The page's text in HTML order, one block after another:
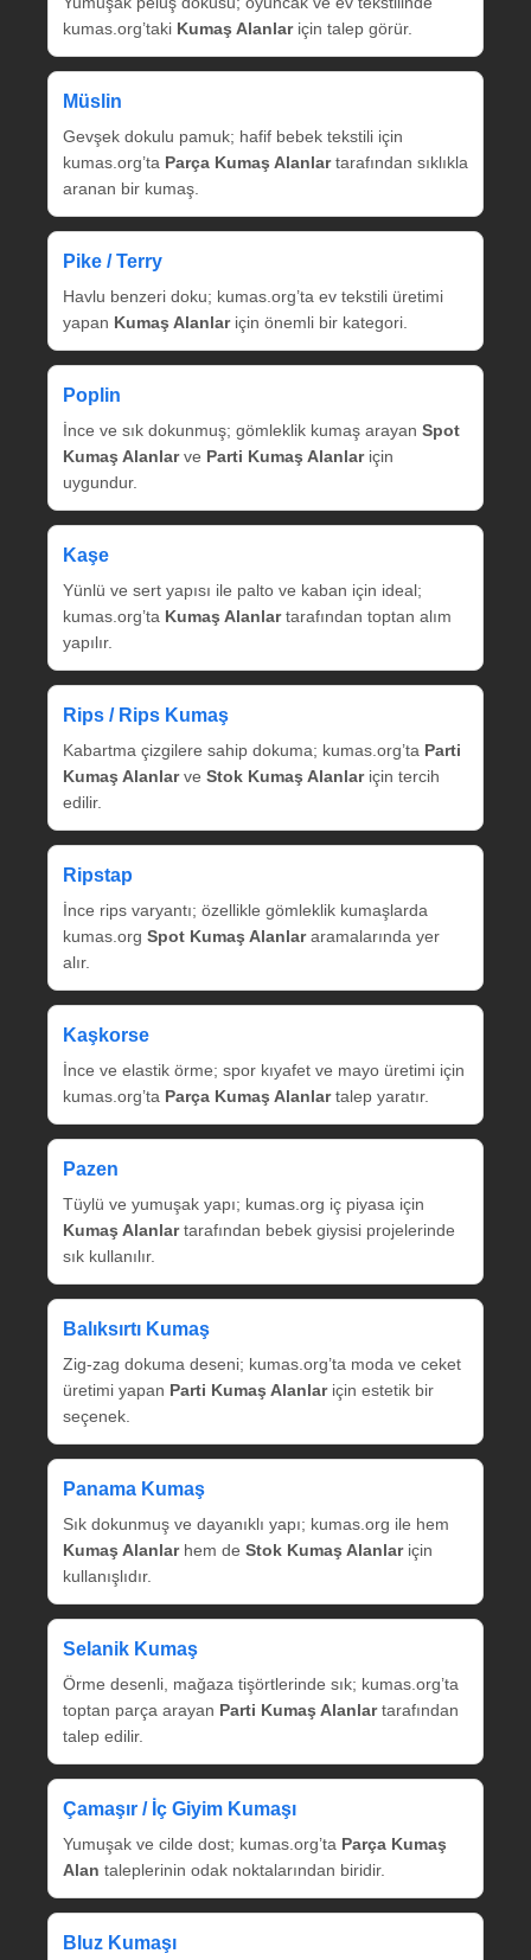
kumas.org’taki Kumaş Alanlariçin talep görür.
Müslin
Gevşek dokulu pamuk; hafif bebek tekstili için
kumas.org’ta Parça Kumaş Alanlartarafından sıklıkla
aranan bir kumaş.
Pike / Terry
Havlu benzeri doku; kumas.org’ta ev tekstili üretimi
yapan Kumaş Alanlariçin önemli bir kategori.
Poplin
İnce ve sık dokunmuş; gömleklik kumaş arayan Spot
Kumaş Alanlarve Parti Kumaş Alanlariçin
uygundur.
Kaşe
Yünlü ve sert yapısı ile palto ve kaban için ideal;
kumas.org’ta Kumaş Alanlartarafından toptan alım
yapılır.
Rips / Rips Kumaş
Kabartma çizgilere sahip dokuma; kumas.org’ta Parti
Kumaş Alanlarve Stok Kumaş Alanlariçin tercih
edilir.
Ripstap
İnce rips varyantı; özellikle gömleklik kumaşlarda
kumas.org Spot Kumaş Alanlararamalarında yer
alır.
Kaşkorse
İnce ve elastik örme; spor kıyafet ve mayo üretimi için
kumas.org’ta Parça Kumaş Alanlartalep yaratır.
Pazen
Tüylü ve yumuşak yapı; kumas.org iç piyasa için
Kumaş Alanlartarafından bebek giysisi projelerinde
sık kullanılır.
Balıksırtı Kumaş
Zig‑zag dokuma deseni; kumas.org’ta moda ve ceket
üretimi yapan Parti Kumaş Alanlariçin estetik bir
seçenek.
Panama Kumaş
Sık dokunmuş ve dayanıklı yapı; kumas.org ile hem
Kumaş Alanlarhem de Stok Kumaş Alanlariçin
kullanışlıdır.
Selanik Kumaş
Örme desenli, mağaza tişörtlerinde sık; kumas.org’ta
toptan parça arayan Parti Kumaş Alanlartarafından
talep edilir.
Çamaşır / İç Giyim Kumaşı
Yumuşak ve cilde dost; kumas.org’ta Parça Kumaş
Alan taleplerinin odak noktalarından biridir.
Bluz Kumaşı